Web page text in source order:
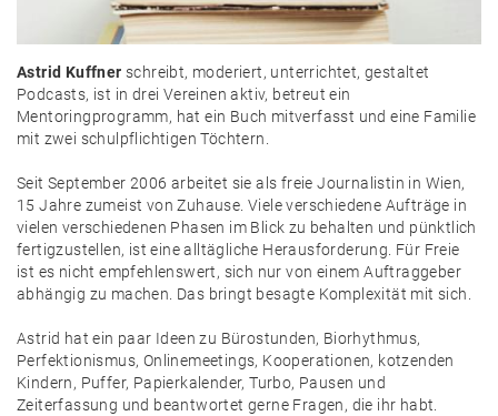
Astrid Kuffner schreibt, moderiert, unterrichtet, gestaltet
Podcasts, ist in drei Vereinen aktiv, betreut ein
Mentoringprogramm, hat ein Buch mitverfasst und eine Familie
mit zwei schulpflichtigen Töchtern.
Seit September 2006 arbeitet sie als freie Journalistin in Wien,
15 Jahre zumeist von Zuhause. Viele verschiedene Aufträge in
vielen verschiedenen Phasen im Blick zu behalten und pünktlich
fertigzustellen, ist eine alltägliche Herausforderung. Für Freie
ist es nicht empfehlenswert, sich nur von einem Auftraggeber
abhängig zu machen. Das bringt besagte Komplexität mit sich.
Astrid hat ein paar Ideen zu Bürostunden, Biorhythmus,
Perfektionismus, Onlinemeetings, Kooperationen, kotzenden
Kindern, Puffer, Papierkalender, Turbo, Pausen und
Zeiterfassung und beantwortet gerne Fragen, die ihr habt.